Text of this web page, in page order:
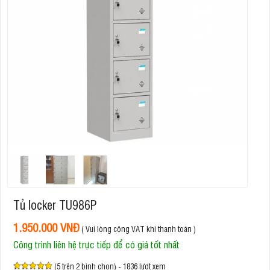
Tủ locker TU986P
1.950.000 VNĐ( Vui lòng cộng VAT khi thanh toán )
Công trình liên hệ trực tiếp để có giá tốt nhất
(5 trên 2 bình chọn) - 1836 lượt xem